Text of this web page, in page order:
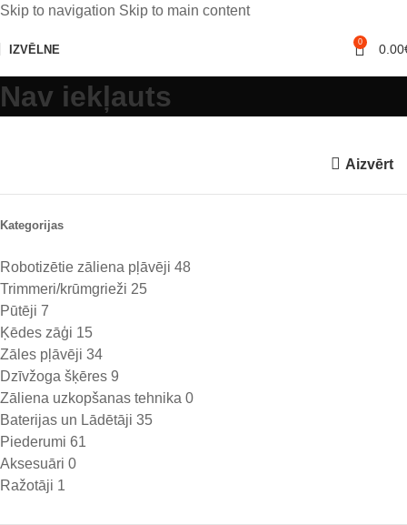
Skip to navigation Skip to main content
IZVĒLNE
0 0.00
Nav iekļauts
Aizvērt
Kategorijas
Robotizētie zāliena pļāvēji 48
Trimmeri/krūmgrieži 25
Pūtēji 7
Ķēdes zāģi 15
Zāles pļāvēji 34
Dzīvžoga šķēres 9
Zāliena uzkopšanas tehnika 0
Baterijas un Lādētāji 35
Piederumi 61
Aksesuāri 0
Ražotāji 1